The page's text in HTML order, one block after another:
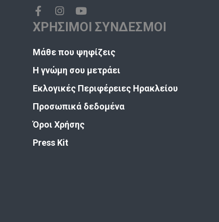
ΧΡΗΣΙΜΟΙ ΣΥΝΔΕΣΜΟΙ
Μάθε που ψηφίζεις
Η γνώμη σου μετράει
Εκλογικές Περιφέρειες Ηρακλείου
Προσωπικά δεδομένα
Όροι Χρήσης
Press Kit